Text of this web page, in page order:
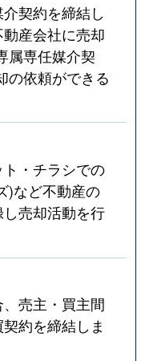
契約を締結し
産会社に売却
属専任媒介契
の依頼ができる
・チラシでの
)など不動産の
売却活動を行
売主・買主間
約を締結しま